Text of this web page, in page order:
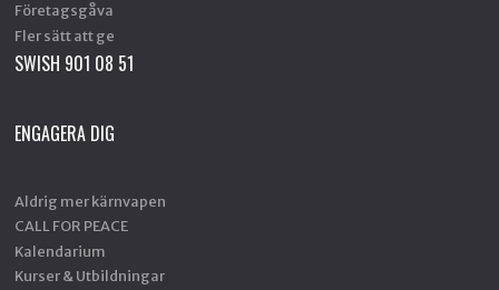
Företagsgåva
Fler sätt att ge
SWISH 901 08 51
ENGAGERA DIG
Aldrig mer kärnvapen
CALL FOR PEACE
Kalendarium
Kurser & Utbildningar